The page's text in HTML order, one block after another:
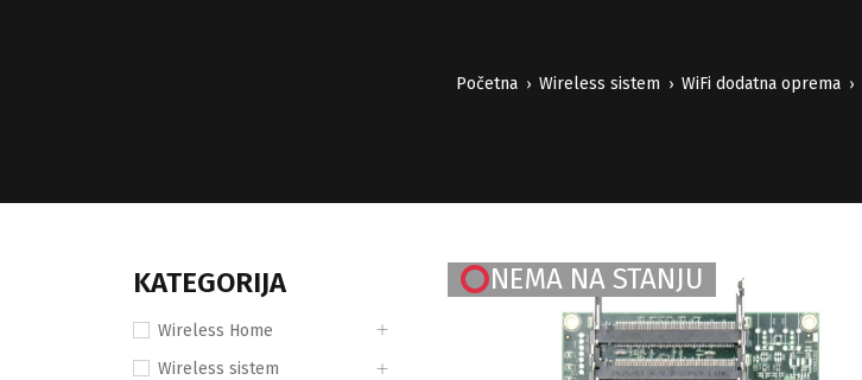
Početna › Wireless sistem › WiFi dodatna oprema ›
KATEGORIJA
Wireless Home
Wireless sistem
NEMA NA STANJU